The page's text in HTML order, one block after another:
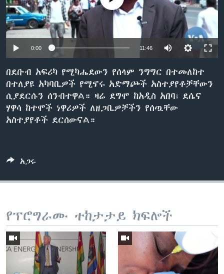
ቋንቋዎች
0:00 11:46
በደቡብ አፍሪካ የሚካሔደውን የሰላም ንግግር በተመለከተ
በተለያዩ አካባቢዎች የሚኖሩ አድማጮች አስተያየቶቻቸውን
ሲያደርሱን ሰንብተዋል። ዛሬ ደግሞ ከአዲስ አበባ፣ ደሴና
ሃዋሳ ከተሞች ነዋሪዎች ለዘጋቢዎቻችን የሰጧቸው
አስተያየቶች ደርሰውናል።
አጋሩ
የፕሮግራሙ ተከታታይ ክፍሎች